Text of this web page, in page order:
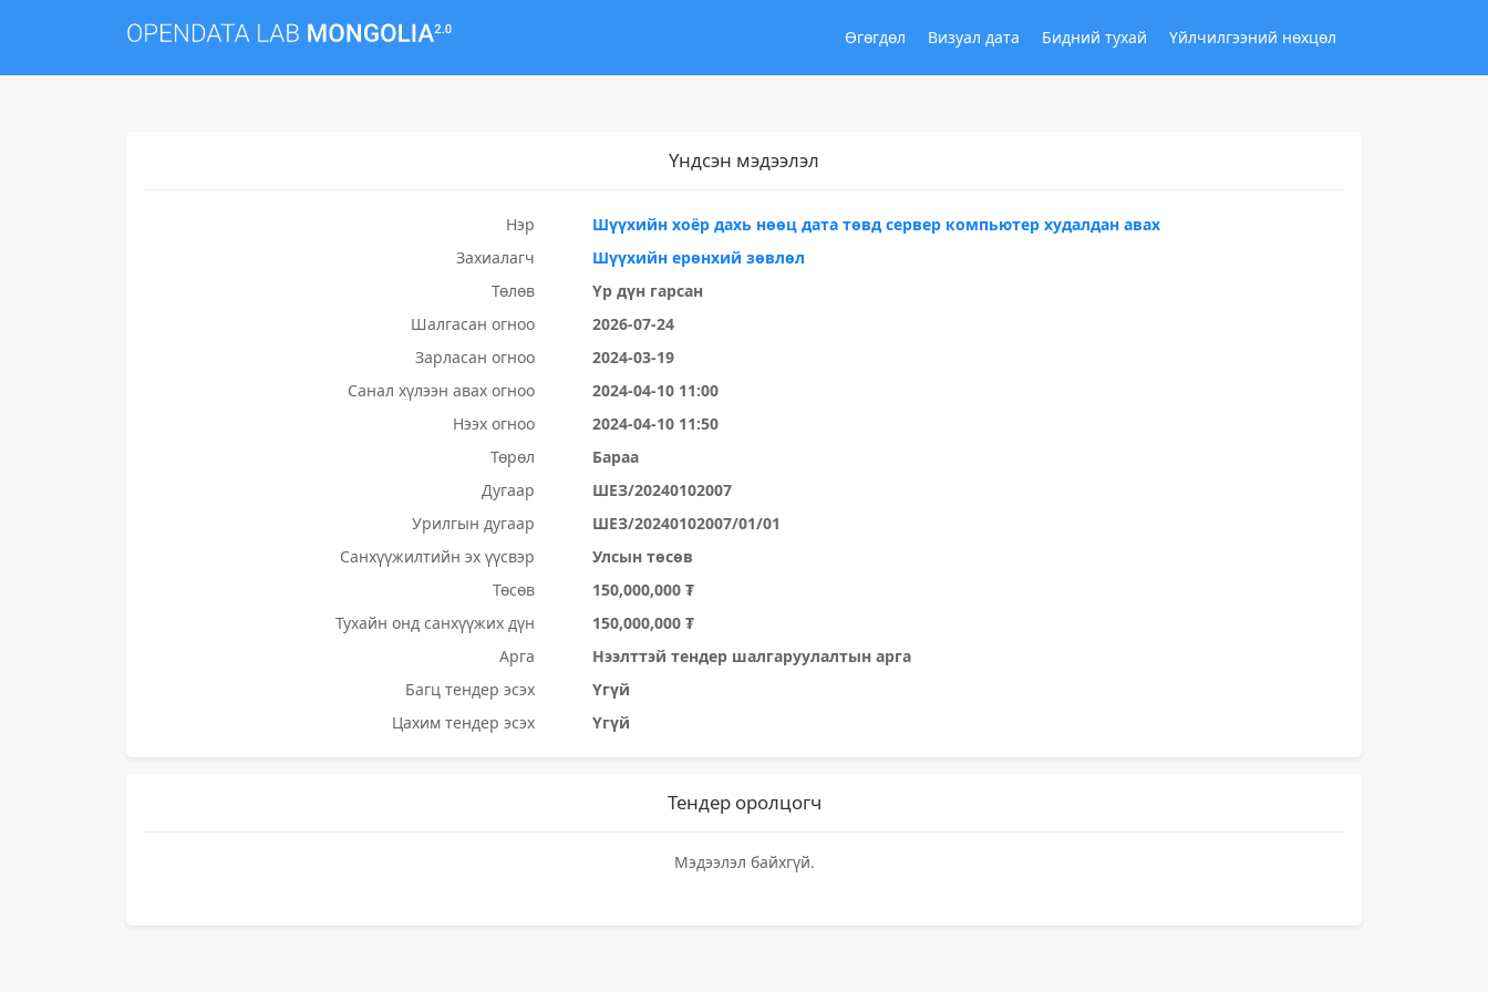
Өгөгдөл Визуал дата Бидний тухай Үйлчилгээний нөхцөл
Үндсэн мэдээлэл
Нэр
Шүүхийн хоёр дахь нөөц дата төвд сервер компьютер худалдан авах
Захиалагч
Шүүхийн ерөнхий зөвлөл
Төлөв
Үр дүн гарсан
Шалгасан огноо
2026-07-24
Зарласан огноо
2024-03-19
Санал хүлээн авах огноо
2024-04-10 11:00
Нээх огноо
2024-04-10 11:50
Төрөл
Бараа
Дугаар
ШЕЗ/20240102007
Урилгын дугаар
ШЕЗ/20240102007/01/01
Санхүүжилтийн эх үүсвэр
Улсын төсөв
Төсөв
150,000,000 ₮
Тухайн онд санхүүжих дүн
150,000,000 ₮
Арга
Нээлттэй тендер шалгаруулалтын арга
Багц тендер эсэх
Үгүй
Цахим тендер эсэх
Үгүй
Тендер оролцогч
Мэдээлэл байхгүй.